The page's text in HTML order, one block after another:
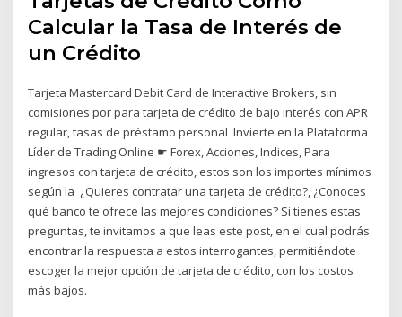
Calcular la Tasa de Interés de
un Crédito
Tarjeta Mastercard Debit Card de Interactive Brokers, sin
comisiones por para tarjeta de crédito de bajo interés con APR
regular, tasas de préstamo personal Invierte en la Plataforma
Líder de Trading Online ☛ Forex, Acciones, Indices, Para
ingresos con tarjeta de crédito, estos son los importes mínimos
según la ¿Quieres contratar una tarjeta de crédito?, ¿Conoces
qué banco te ofrece las mejores condiciones? Si tienes estas
preguntas, te invitamos a que leas este post, en el cual podrás
encontrar la respuesta a estos interrogantes, permitiéndote
escoger la mejor opción de tarjeta de crédito, con los costos
más bajos.